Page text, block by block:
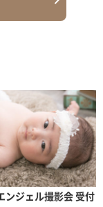
ンジェル撮影会 受付